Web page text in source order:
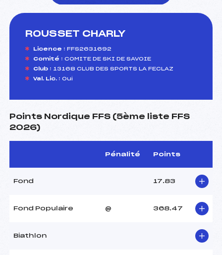
ROUSSET CHARLY
Licence : FFS2631692
Comité : COMITE DE SKI DE SAVOIE
Club : 13168 CLUB DES SPORTS LA FECLAZ
Val. Lic. : Oui
Points Nordique FFS (5ème liste FFS
2026)
Pénalité Points
Fond 17.83
Fond Populaire @ 368.47
Biathlon